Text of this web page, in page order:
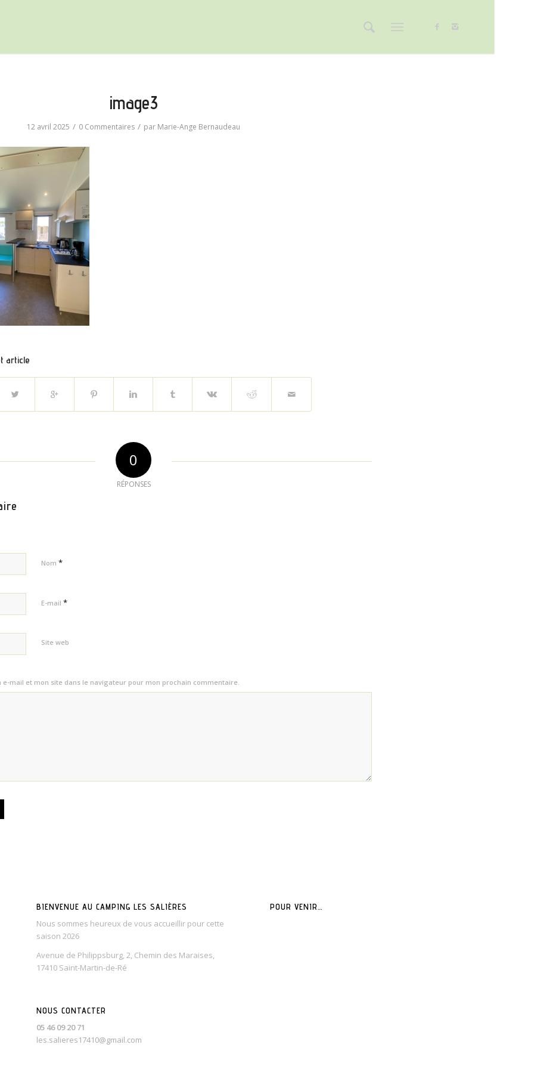
image3
12 avril 2025 / 0 Commentaires / par Marie-Ange Bernaudeau
article
0
RÉPONSES
Nom *
E-mail *
Site web
e-mail et mon site dans le navigateur pour mon prochain commentaire.
BIENVENUE AU CAMPING LES SALIÈRES
Nous sommes heureux de vous accueillir pour cette
saison 2026
Avenue de Philippsburg, 2, Chemin des Maraises,
17410 Saint-Martin-de-Ré
NOUS CONTACTER
05 46 09 20 71
les.salieres17410@gmail.com
POUR VENIR…